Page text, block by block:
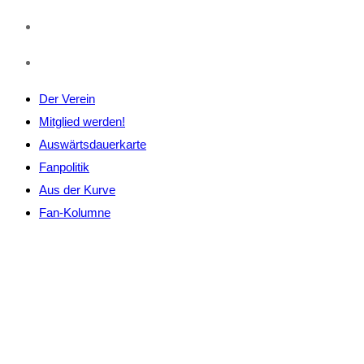
Der Verein
Mitglied werden!
Auswärtsdauerkarte
Fanpolitik
Aus der Kurve
Fan-Kolumne